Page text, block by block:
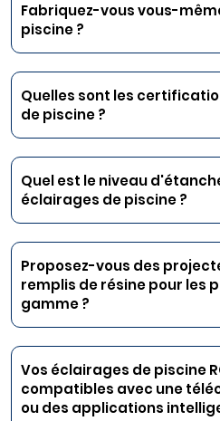
Fabriquez-vous vous-
piscine ?
Quelles sont les
de piscine ?
Quel est le niveau
éclairages de piscine ?
Proposez-vous des
remplis de résine pour les
gamme ?
Vos éclairages de piscine
compatibles avec une
ou des applications